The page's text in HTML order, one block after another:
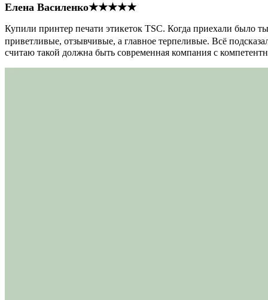
Елена Василенко★★★★★
Купили принтер печати этикеток TSC. Когда приехали было
приветливые, отзывчивые, а главное терпеливые. Всё
считаю такой должна быть современная компания с